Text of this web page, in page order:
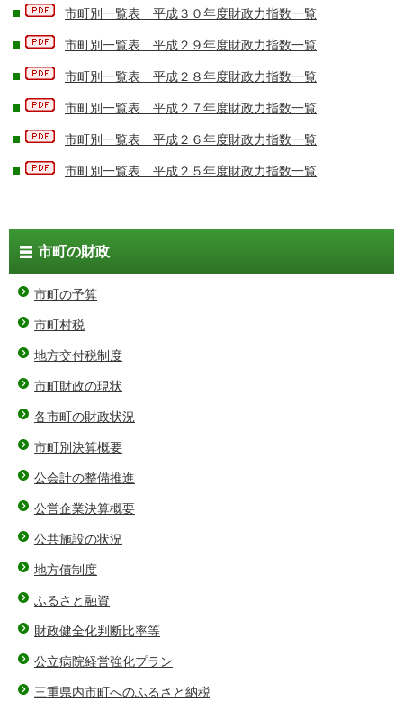
市町別一覧表 平成３０年度財政力指数一覧
市町別一覧表 平成２９年度財政力指数一覧
市町別一覧表 平成２８年度財政力指数一覧
市町別一覧表 平成２７年度財政力指数一覧
市町別一覧表 平成２６年度財政力指数一覧
市町別一覧表 平成２５年度財政力指数一覧
市町の財政
市町の予算
市町村税
地方交付税制度
市町財政の現状
各市町の財政状況
市町別決算概要
公会計の整備推進
公営企業決算概要
公共施設の状況
地方債制度
ふるさと融資
財政健全化判断比率等
公立病院経営強化プラン
三重県内市町へのふるさと納税